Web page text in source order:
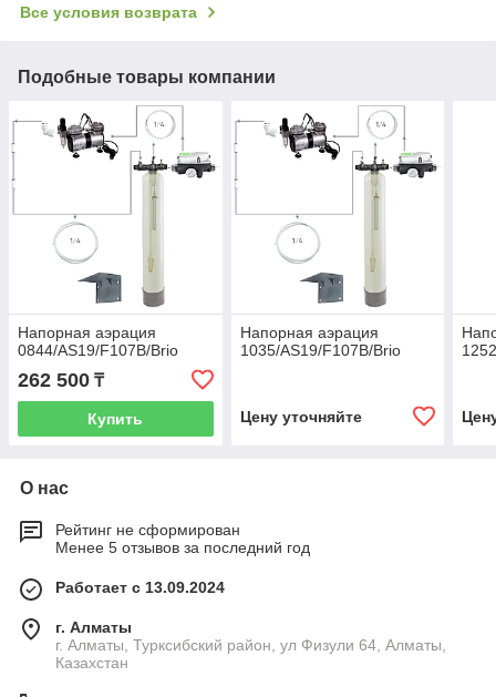
Все условия возврата
Подобные товары компании
Напорная аэрация
0844/AS19/F107B/Brio
262 500 ₸
Купить
Напорная аэрация
1035/AS19/F107B/Brio
Цену уточняйте
О нас
Рейтинг не сформирован
Менее 5 отзывов за последний год
Работает с 13.09.2024
г. Алматы
г. Алматы, Турксибский район, ул Физули 64, Алматы,
Казахстан